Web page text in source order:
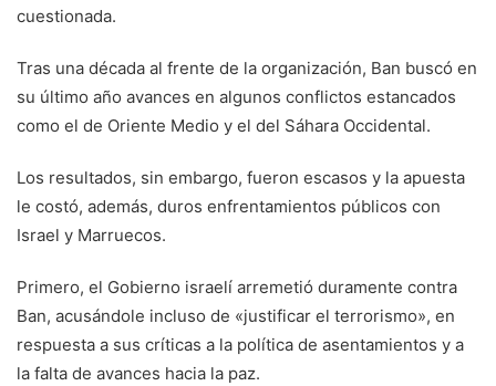
cuestionada.
Tras una década al frente de la organización, Ban buscó en
su último año avances en algunos conflictos estancados
como el de Oriente Medio y el del Sáhara Occidental.
Los resultados, sin embargo, fueron escasos y la apuesta
le costó, además, duros enfrentamientos públicos con
Israel y Marruecos.
Primero, el Gobierno israelí arremetió duramente contra
Ban, acusándole incluso de «justificar el terrorismo», en
respuesta a sus críticas a la política de asentamientos y a
la falta de avances hacia la paz.